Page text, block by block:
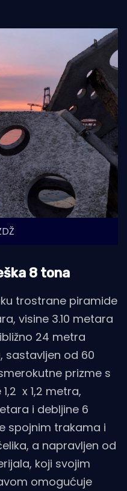
8 tona
trostrane piramide
visine 3.10 metara
24 metra
sastavljen od 60
prizme s
x 1,2 metra,
i debljine 6
spojnim trakama i
a napravljen od
koji svojim
omogućuje